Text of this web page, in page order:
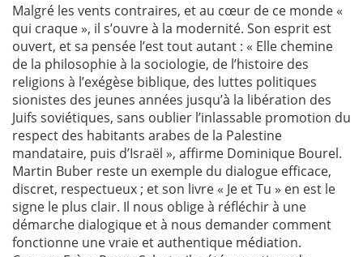
Malgré les vents contraires, et au cœur de ce monde «
qui craque », il s’ouvre à la modernité. Son esprit est
ouvert, et sa pensée l’est tout autant : « Elle chemine
de la philosophie à la sociologie, de l’histoire des
religions à l’exégèse biblique, des luttes politiques
sionistes des jeunes années jusqu’à la libération des
Juifs soviétiques, sans oublier l’inlassable promotion du
respect des habitants arabes de la Palestine
mandataire, puis d’Israël », affirme Dominique Bourel.
Martin Buber reste un exemple du dialogue efficace,
discret, respectueux ; et son livre « Je et Tu » en est le
signe le plus clair. Il nous oblige à réfléchir à une
démarche dialogique et à nous demander comment
fonctionne une vraie et authentique médiation.